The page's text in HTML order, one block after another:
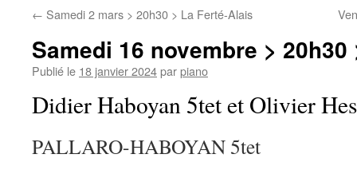
← Samedi 2 mars > 20h30 > La Ferté-Alais
Samedi 16 novembre >
Publié le 18 janvier 2024parpiano
Didier Haboyan 5tet et Olivier
PALLARO-HABOYAN 5tet